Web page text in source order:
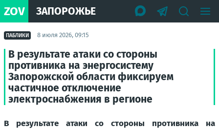
ZOV ЗАПОРОЖЬЕ
ПАБЛИКИ 8 июля 2026, 09:15
В результате атаки со стороны
противника на энергосистему
Запорожской области фиксируем
частичное отключение
электроснабжения в регионе
В результате атаки со стороны противника на